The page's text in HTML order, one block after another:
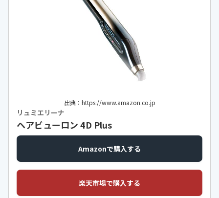
出典：https://www.amazon.co.jp
リュミエリーナ
ヘアビューロン 4D Plus
Amazonで購入する
楽天市場で購入する